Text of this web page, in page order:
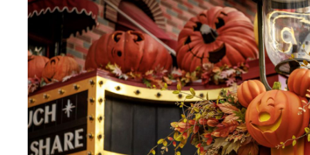
EVENTOS,EXCERPT,FEATURED IMAGES,FERIAS, FORMATTING,
JARDINES BOTÁNICOS,JETPACK,LA ENTREVISTA CON MAMÁ,LAS
GRANDE,MAMÁ SOCIALITÉ,MARKUP,MORE TAG,MUSEOS,MUSEOS
PARQUES ACUÁTICOS,PARQUES DE ATRACCIONES,PASSWORD,
RESEÑAS DE PRODUCTOS,SHORTCODES,STANDARD,STATUS,STICKY
UNPUBLISHED,VIDEO,VIDEOPRESS